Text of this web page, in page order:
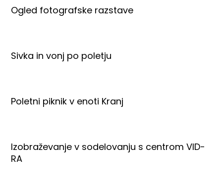
Ogled fotografske razstave
Sivka in vonj po poletju
Poletni piknik v enoti Kranj
Izobraževanje v sodelovanju s centrom VID-
RA